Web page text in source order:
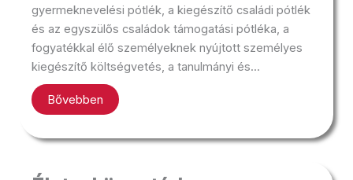
gyermeknevelési pótlék, a kiegészítő családi pótlék
és az egyszülős családok támogatási pótléka, a
fogyatékkal élő személyeknek nyújtott személyes
kiegészítő költségvetés, a tanulmányi és...
Bővebben